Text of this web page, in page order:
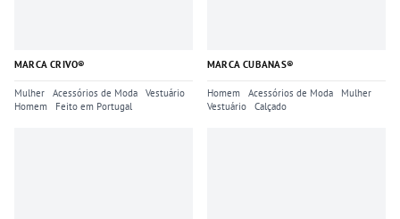
MARCA CRIVO®
Mulher Acessórios de Moda
Vestuário
Homem
Feito em Portugal
MARCA CUBANAS®
Homem Acessórios de Moda
Mulher
Vestuário
Calçado